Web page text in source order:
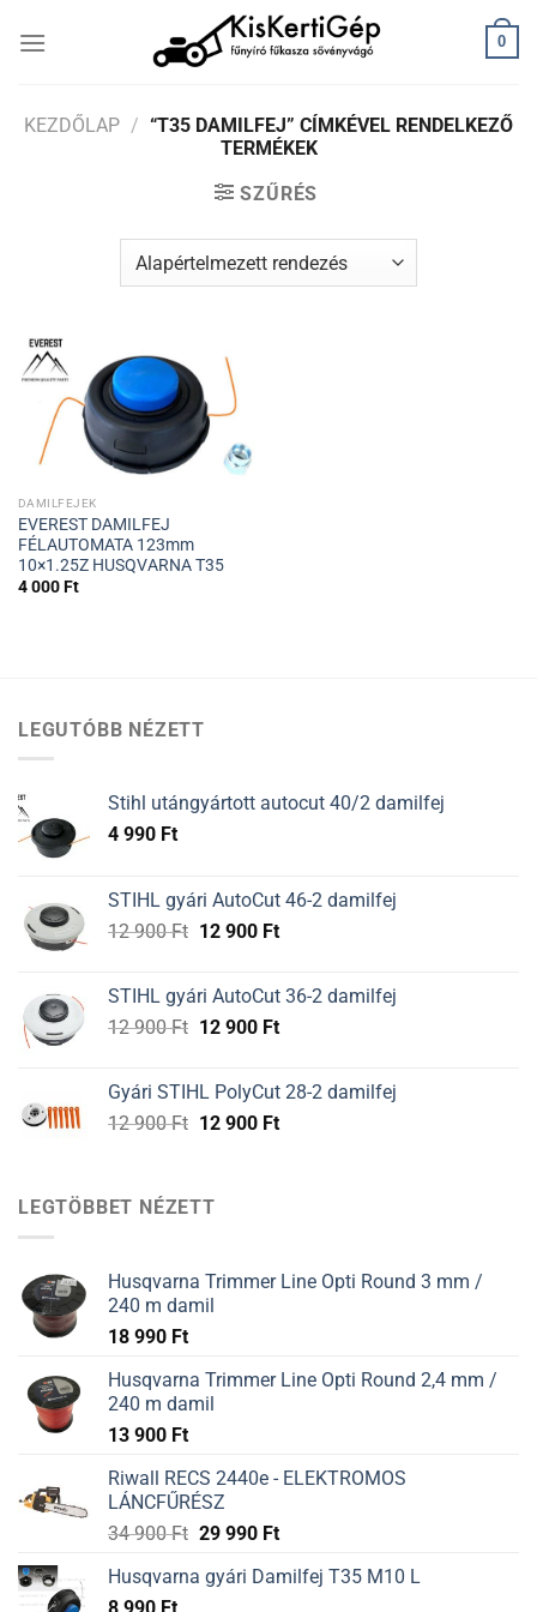
0
KEZDŐLAP / “T35 DAMILFEJ” CÍMKÉVEL RENDELKEZŐ
TERMÉKEK
SZŰRÉS
DAMILFEJEK
EVEREST DAMILFEJ
FÉLAUTOMATA 123mm
10×1.25Z HUSQVARNA T35
4 000Ft
LEGUTÓBB NÉZETT
Stihl utángyártott autocut 40/2 damilfej
4 990 Ft
STIHL gyári AutoCut 46-2 damilfej
12 900Ft Original
12
900 Ft.
12 900 FtCurrent
12
900 Ft.
STIHL gyári AutoCut 36-2 damilfej
12 900Ft Original
12
900 Ft.
12 900 FtCurrent
12
900 Ft.
Gyári STIHL PolyCut 28-2 damilfej
12 900Ft Original
12
12 900 FtCurrent
LEGTÖBBET NÉZETT
Husqvarna Trimmer Line Opti Round 3 mm /
240 m damil
18 990 Ft
Husqvarna Trimmer Line Opti Round 2,4 mm /
240 m damil
13 900 Ft
Riwall RECS 2440e - ELEKTROMOS
LÁNCFŰRÉSZ
34 900Ft 29 990 Ft
Husqvarna gyári Damilfej T35 M10 L